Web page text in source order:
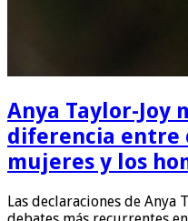
Anya Taylor-Joy
diferencia entre
mujeres y los
Las declaraciones de Anya